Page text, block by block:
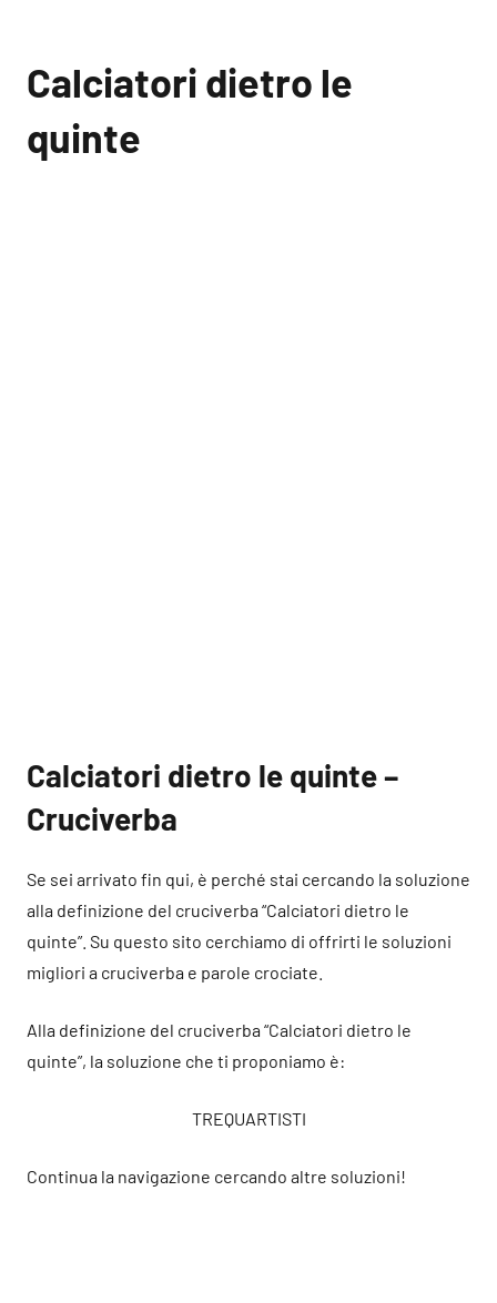
Calciatori dietro le
quinte
Calciatori dietro le quinte –
Cruciverba
Se sei arrivato fin qui, è perché stai cercando la soluzione
alla definizione del cruciverba “Calciatori dietro le
quinte”. Su questo sito cerchiamo di offrirti le soluzioni
migliori a cruciverba e parole crociate.
Alla definizione del cruciverba “Calciatori dietro le
quinte”, la soluzione che ti proponiamo è:
TREQUARTISTI
Continua la navigazione cercando altre soluzioni!